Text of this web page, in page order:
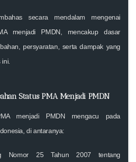
secara mendalam mengenai
menjadi PMDN, mencakup dasar
persyaratan, serta dampak yang
Status PMA Menjadi PMDN
menjadi PMDN mengacu pada
di antaranya:
Nomor 25 Tahun 2007 tentang